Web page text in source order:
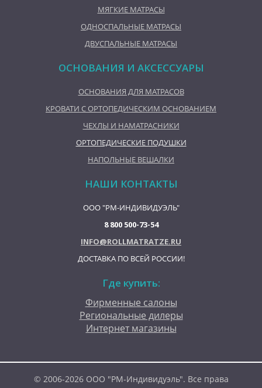
МЯГКИЕ МАТРАСЫ
ОДНОСПАЛЬНЫЕ МАТРАСЫ
ДВУСПАЛЬНЫЕ МАТРАСЫ
ОСНОВАНИЯ И АКСЕССУАРЫ
ОСНОВАНИЯ ДЛЯ МАТРАСОВ
КРОВАТИ С ОРТОПЕДИЧЕСКИМ ОСНОВАНИЕМ
ЧЕХЛЫ И НАМАТРАСНИКИ
ОРТОПЕДИЧЕСКИЕ ПОДУШКИ
НАПОЛЬНЫЕ ВЕШАЛКИ
НАШИ КОНТАКТЫ
ООО "РМ-ИНДИВИДУЭЛЬ"
8 800 500-73-54
INFO@ROLLMATRATZE.RU
ДОСТАВКА ПО ВСЕЙ РОССИИ!
Где купить:
Фирменные салоны
Региональные дилеры
Интернет магазины
© 2006-2026 ООО "РМ-Индивидуэль". Все права